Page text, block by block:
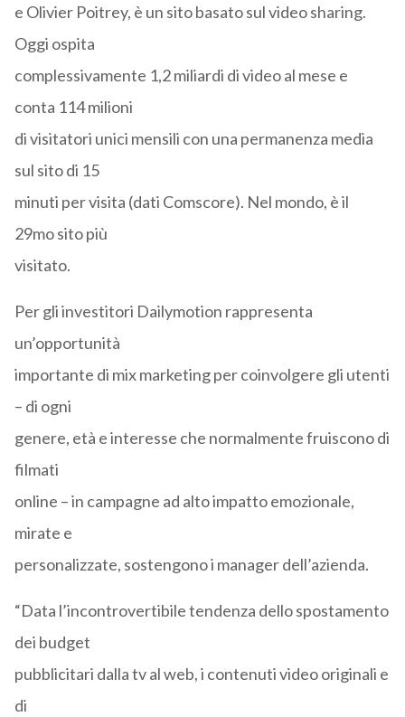
e Olivier Poitrey, è un sito basato sul video sharing.
Oggi ospita
complessivamente 1,2 miliardi di video al mese e
conta 114 milioni
di visitatori unici mensili con una permanenza media
sul sito di 15
minuti per visita (dati Comscore). Nel mondo, è il
29mo sito più
visitato.
Per gli investitori Dailymotion rappresenta
un’opportunità
importante di mix marketing per coinvolgere gli utenti
– di ogni
genere, età e interesse che normalmente fruiscono di
filmati
online – in campagne ad alto impatto emozionale,
mirate e
personalizzate, sostengono i manager dell’azienda.
“Data l’incontrovertibile tendenza dello spostamento
dei budget
pubblicitari dalla tv al web, i contenuti video originali e
di